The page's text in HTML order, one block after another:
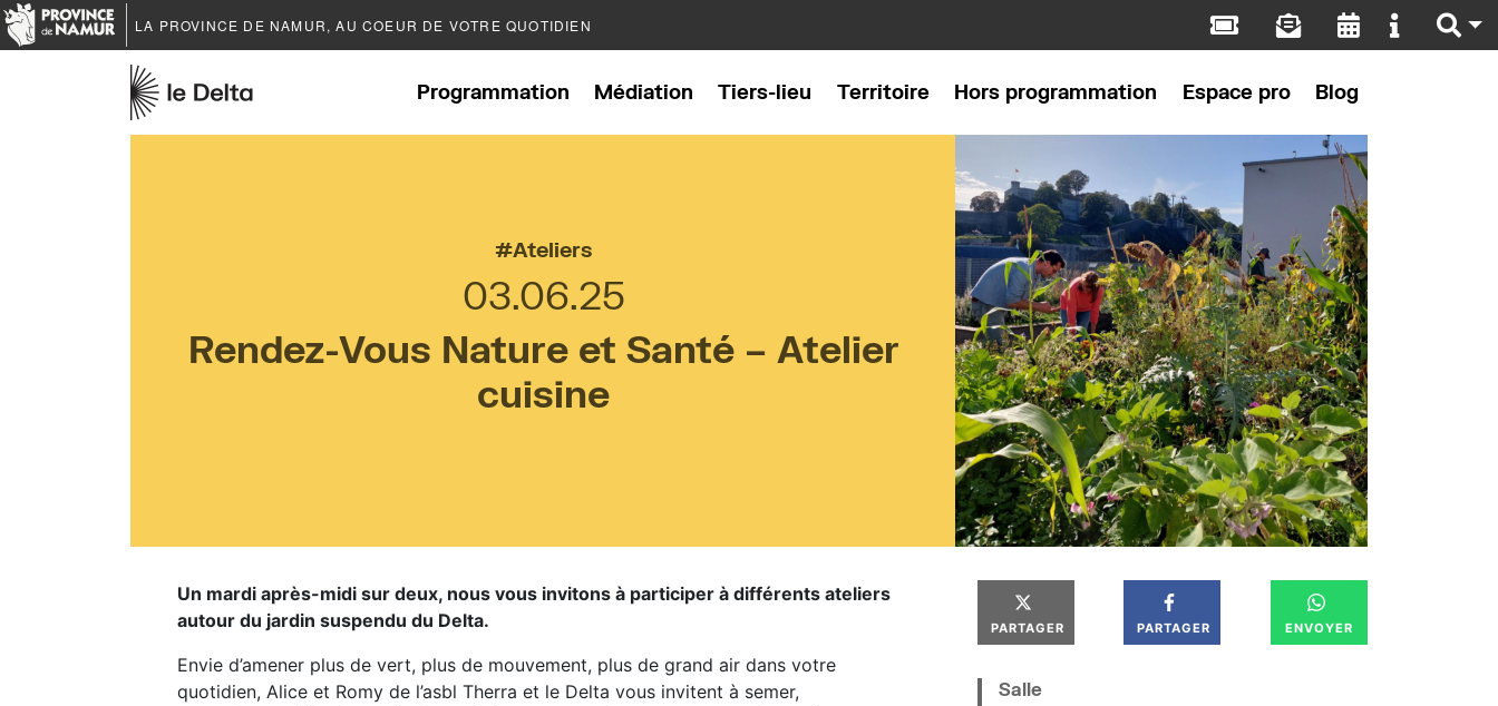
LA PROVINCE DE NAMUR, AU COEUR DE VOTRE QUOTIDIEN
Programmation Médiation Tiers-lieu Territoire Hors programmation Espace pro Blog
Ateliers
03.06.25
Rendez-Vous Nature et Santé – Atelier
cuisine
Un mardi après-midi sur deux, nous vous invitons à participer à différents ateliers
autour du jardin suspendu du Delta.
Envie d’amener plus de vert, plus de mouvement, plus de grand air dans votre
quotidien, Alice et Romy de l’asbl Therra et le Delta vous invitent à semer,
PARTAGER PARTAGER ENVOYER
Salle